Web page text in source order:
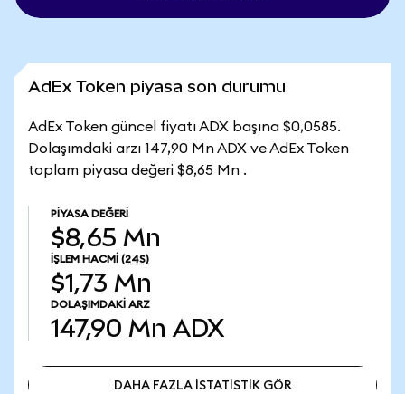
AdEx Token piyasa son durumu
AdEx Token güncel fiyatı ADX başına $0,0585.
Dolaşımdaki arzı 147,90 Mn ADX ve AdEx Token
toplam piyasa değeri $8,65 Mn .
PIYASA DEĞERI
$8,65 Mn
İŞLEM HACMI (24S)
$1,73 Mn
DOLAŞIMDAKI ARZ
147,90 Mn ADX
DAHA FAZLA İSTATİSTİK GÖR